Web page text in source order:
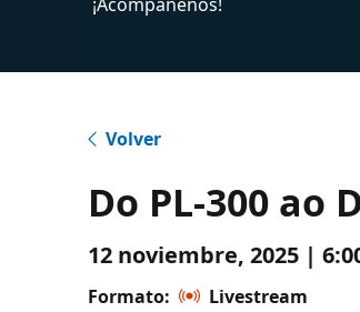
Volver
Do PL-300 ao
12 noviembre, 2025 |
Formato:
Livestream